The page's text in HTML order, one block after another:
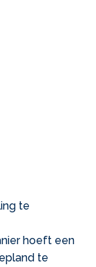
te
hoeft een
te